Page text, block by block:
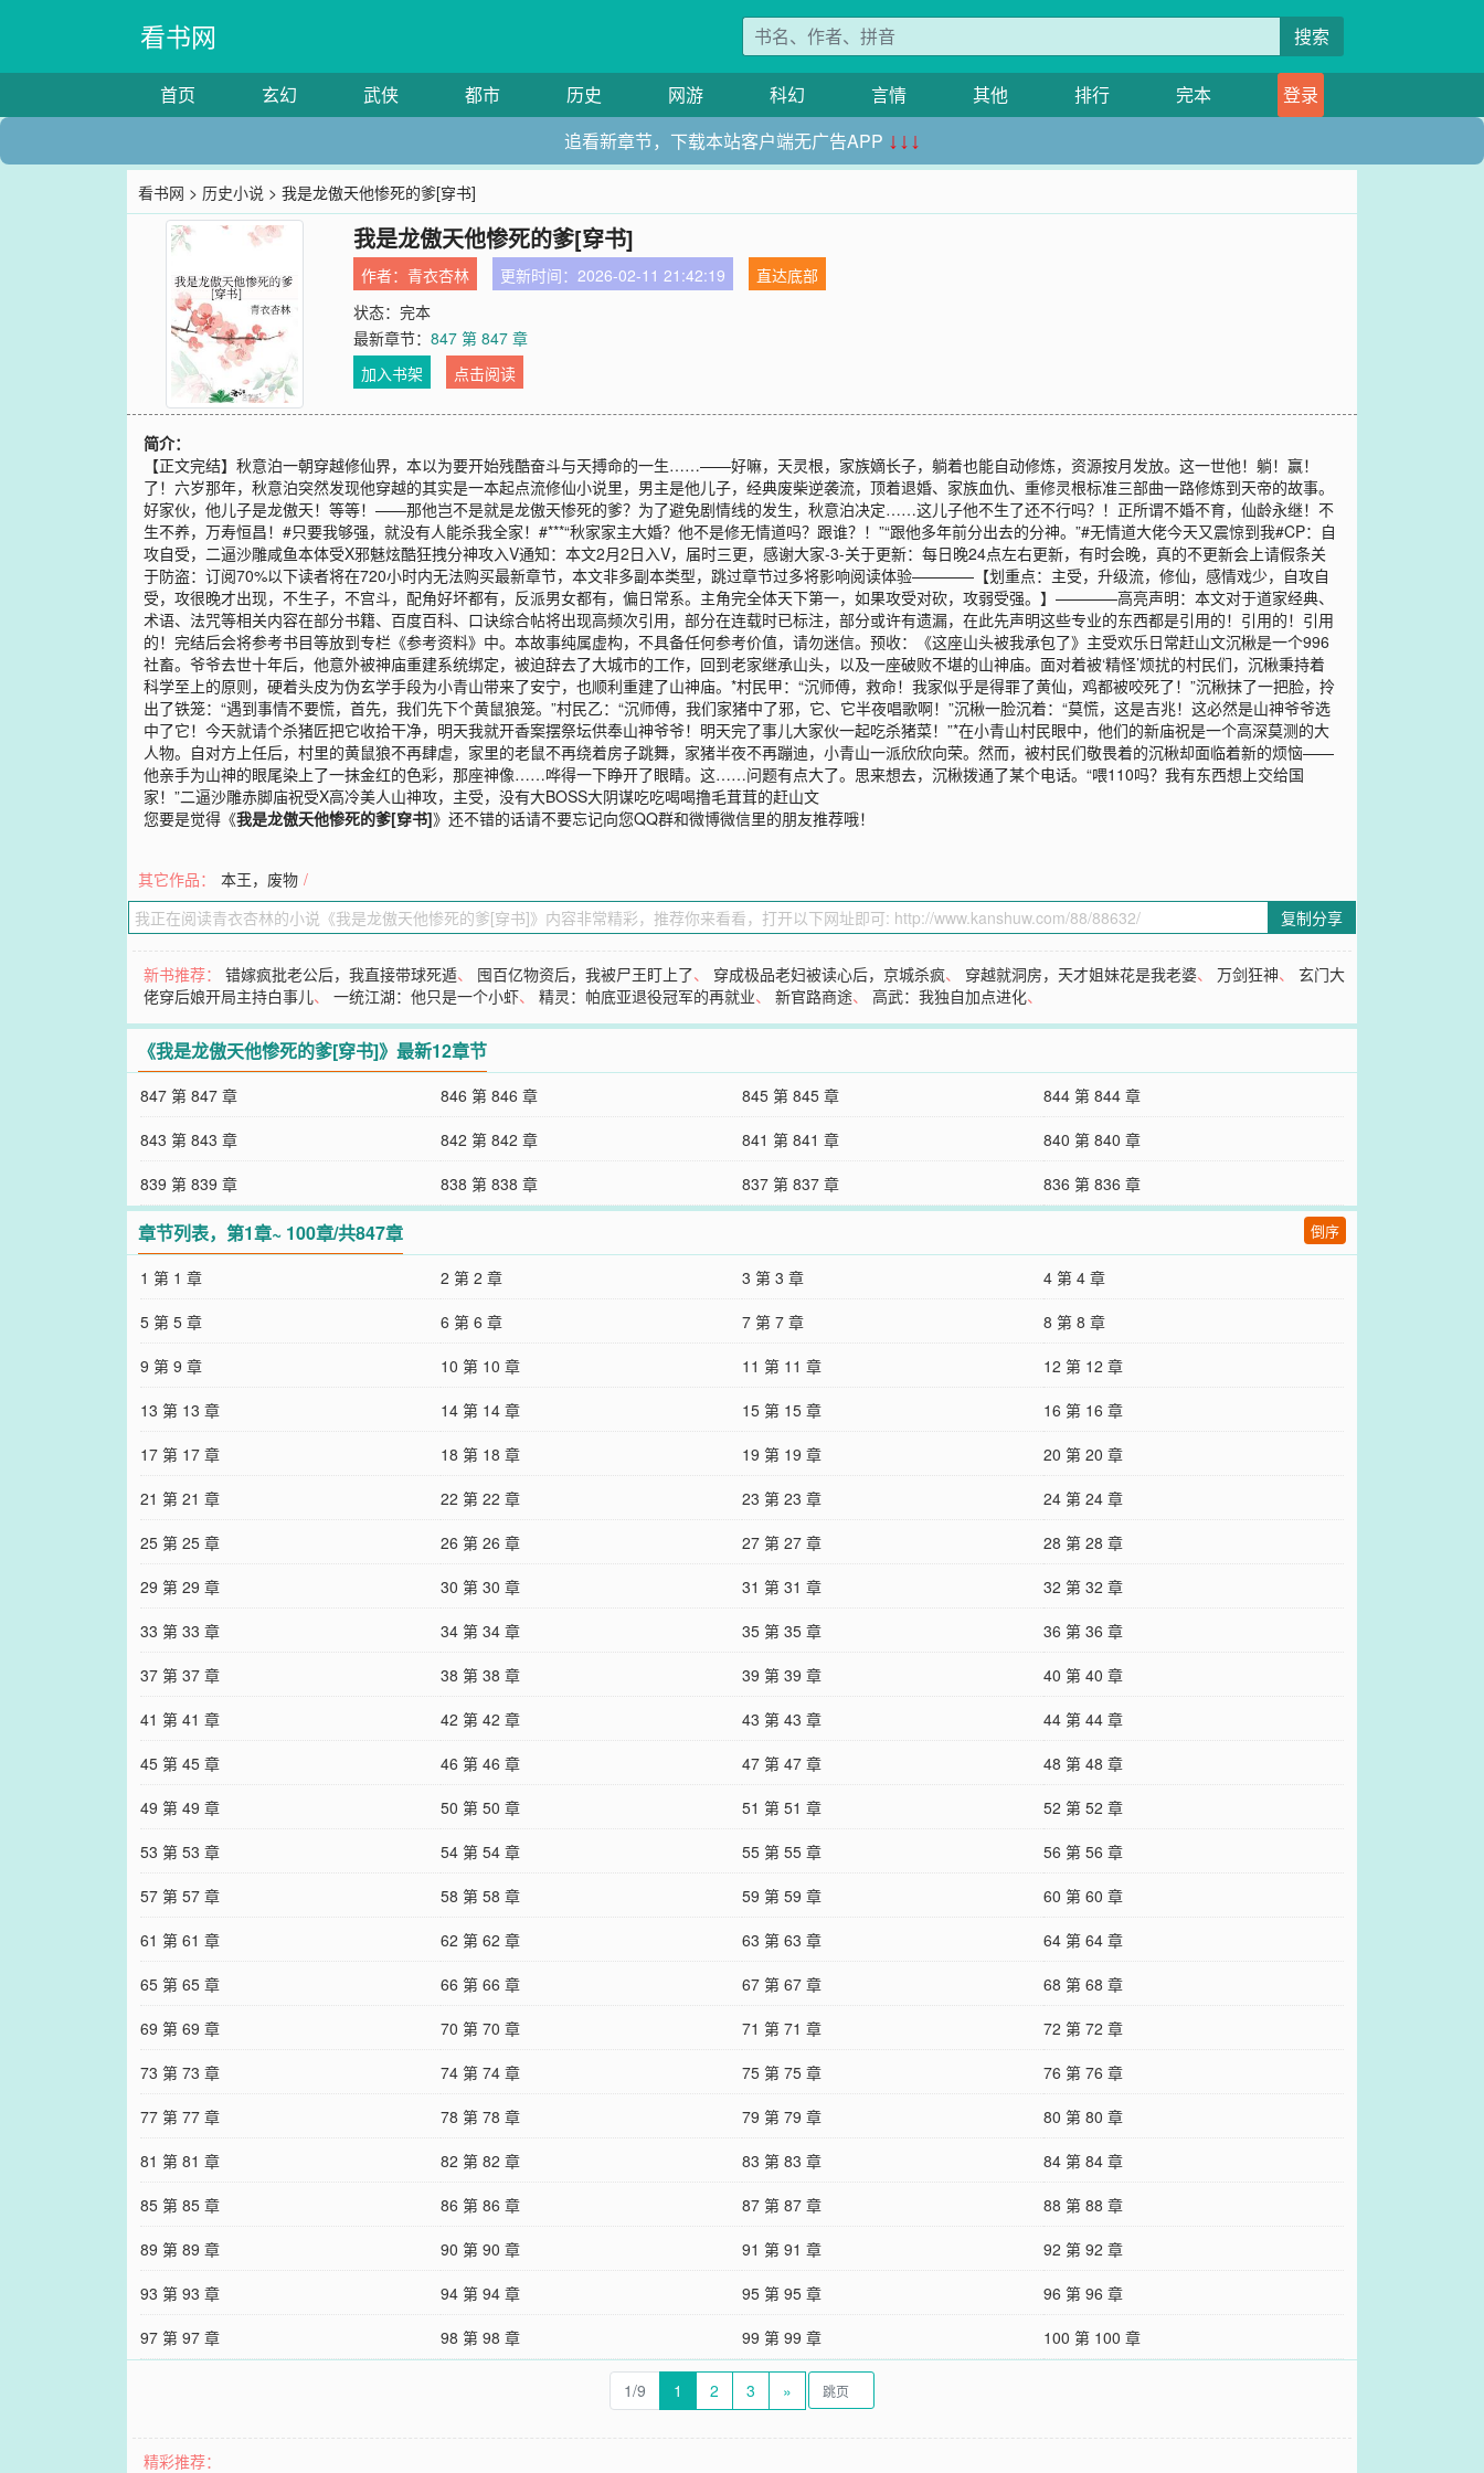
看书网 搜索
首页 玄幻 武侠 都市 历史 网游 科幻 言情 其他 排行 完本
登录
追看新章节，下载本站客户端无广告APP ↓↓↓
看书网 > 历史小说 > 我是龙傲天他惨死的爹[穿书]
我是龙傲天他惨死的爹[穿书]
作者：青衣杏林 更新时间：2026-02-11 21:42:19
直达底部
状态：完本
最新章节：847 第 847 章
加入书架
点击阅读
简介：
【正文完结】秋意泊一朝穿越修仙界，本以为要开始残酷奋斗与天搏命的一生……——好嘛，天灵根，家族嫡长子，躺着也能自动修炼，资源按月发放。这一世他！躺！赢！
了！六岁那年，秋意泊突然发现他穿越的其实是一本起点流修仙小说里，男主是他儿子，经典废柴逆袭流，顶着退婚、家族血仇、重修灵根标准三部曲一路修炼到天帝的故事。
好家伙，他儿子是龙傲天！等等！——那他岂不是就是龙傲天惨死的爹？为了避免剧情线的发生，秋意泊决定……这儿子他不生了还不行吗？！正所谓不婚不育，仙龄永继！不
生不养，万寿恒昌！#只要我够强，就没有人能杀我全家！#***“秋家家主大婚？他不是修无情道吗？跟谁？！”“跟他多年前分出去的分神。”#无情道大佬今天又震惊到我#CP：自
攻自受，二逼沙雕咸鱼本体受X邪魅炫酷狂拽分神攻入V通知：本文2月2日入V，届时三更，感谢大家-3-关于更新：每日晚24点左右更新，有时会晚，真的不更新会上请假条关
于防盗：订阅70%以下读者将在720小时内无法购买最新章节，本文非多副本类型，跳过章节过多将影响阅读体验————【划重点：主受，升级流，修仙，感情戏少，自攻自
受，攻很晚才出现，不生子，不宫斗，配角好坏都有，反派男女都有，偏日常系。主角完全体天下第一，如果攻受对砍，攻弱受强。】————高亮声明：本文对于道家经典、
术语、法咒等相关内容在部分书籍、百度百科、口诀综合帖将出现高频次引用，部分在连载时已标注，部分或许有遗漏，在此先声明这些专业的东西都是引用的！引用的！引用
的！完结后会将参考书目等放到专栏《参考资料》中。本故事纯属虚构，不具备任何参考价值，请勿迷信。预收：《这座山头被我承包了》主受欢乐日常赶山文沉楸是一个996
社畜。爷爷去世十年后，他意外被神庙重建系统绑定，被迫辞去了大城市的工作，回到老家继承山头，以及一座破败不堪的山神庙。面对着被‘精怪’烦扰的村民们，沉楸秉持着
科学至上的原则，硬着头皮为伪玄学手段为小青山带来了安宁，也顺利重建了山神庙。*村民甲：“沉师傅，救命！我家似乎是得罪了黄仙，鸡都被咬死了！”沉楸抹了一把脸，拎
出了铁笼：“遇到事情不要慌，首先，我们先下个黄鼠狼笼。”村民乙：“沉师傅，我们家猪中了邪，它、它半夜唱歌啊！”沉楸一脸沉着：“莫慌，这是吉兆！这必然是山神爷爷选
中了它！今天就请个杀猪匠把它收拾干净，明天我就开香案摆祭坛供奉山神爷爷！明天完了事儿大家伙一起吃杀猪菜！”*在小青山村民眼中，他们的新庙祝是一个高深莫测的大
人物。自对方上任后，村里的黄鼠狼不再肆虐，家里的老鼠不再绕着房子跳舞，家猪半夜不再蹦迪，小青山一派欣欣向荣。然而，被村民们敬畏着的沉楸却面临着新的烦恼——
他亲手为山神的眼尾染上了一抹金红的色彩，那座神像……哗得一下睁开了眼睛。这……问题有点大了。思来想去，沉楸拨通了某个电话。“喂110吗？我有东西想上交给国
家！”二逼沙雕赤脚庙祝受X高冷美人山神攻，主受，没有大BOSS大阴谋吃吃喝喝撸毛茸茸的赶山文
您要是觉得《我是龙傲天他惨死的爹[穿书]》还不错的话请不要忘记向您QQ群和微博微信里的朋友推荐哦！
其它作品： 本王，废物 /
复制分享
新书推荐：错嫁疯批老公后，我直接带球死遁、 囤百亿物资后，我被尸王盯上了、 穿成极品老妇被读心后，京城杀疯、 穿越就洞房，天才姐妹花是我老婆、万剑狂神、玄门大
佬穿后娘开局主持白事儿、一统江湖：他只是一个小虾、精灵：帕底亚退役冠军的再就业、新官路商途、高武：我独自加点进化、
《我是龙傲天他惨死的爹[穿书]》最新12章节
847 第 847 章 846 第 846 章 845 第 845 章
844 第 844 章
843 第 843 章
842 第 842 章 841 第 841 章
840 第 840 章
839 第 839 章
838 第 838 章 837 第 837 章 836 第 836 章
章节列表，第1章~ 100章/共847章 倒序
1 第 1 章 2 第 2 章 3 第 3 章
4 第 4 章
5 第 5 章
6 第 6 章 7 第 7 章
8 第 8 章
9 第 9 章
10 第 10 章 11 第 11 章
12 第 12 章
13 第 13 章
14 第 14 章 15 第 15 章
16 第 16 章
17 第 17 章
18 第 18 章 19 第 19 章
20 第 20 章
21 第 21 章
22 第 22 章 23 第 23 章
24 第 24 章
25 第 25 章
26 第 26 章 27 第 27 章
28 第 28 章
29 第 29 章
30 第 30 章 31 第 31 章
32 第 32 章
33 第 33 章
34 第 34 章 35 第 35 章
36 第 36 章
37 第 37 章
38 第 38 章 39 第 39 章
40 第 40 章
41 第 41 章
42 第 42 章 43 第 43 章
44 第 44 章
45 第 45 章
46 第 46 章 47 第 47 章
48 第 48 章
49 第 49 章
50 第 50 章 51 第 51 章
52 第 52 章
53 第 53 章
54 第 54 章 55 第 55 章
56 第 56 章
57 第 57 章
58 第 58 章 59 第 59 章
60 第 60 章
61 第 61 章
62 第 62 章 63 第 63 章
64 第 64 章
65 第 65 章
66 第 66 章 67 第 67 章
68 第 68 章
69 第 69 章
70 第 70 章 71 第 71 章
72 第 72 章
73 第 73 章
74 第 74 章 75 第 75 章
76 第 76 章
77 第 77 章
78 第 78 章 79 第 79 章
80 第 80 章
81 第 81 章
82 第 82 章 83 第 83 章
84 第 84 章
85 第 85 章
86 第 86 章 87 第 87 章
88 第 88 章
89 第 89 章
90 第 90 章 91 第 91 章
92 第 92 章
93 第 93 章
94 第 94 章 95 第 95 章
96 第 96 章
97 第 97 章
98 第 98 章 99 第 99 章 100 第 100 章
1/9 1 2 3 »
精彩推荐：